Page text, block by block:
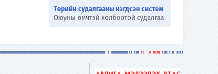
Төрийн судалгааны нэгдсэн систем
Оюуны өмчтэй холбоотой судалгаа